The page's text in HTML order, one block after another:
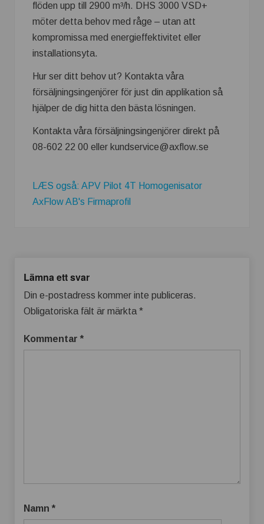
flöden upp till 2900 m³/h. DHS 3000 VSD+
möter detta behov med råge – utan att
kompromissa med energieffektivitet eller
installationsyta.
Hur ser ditt behov ut? Kontakta våra
försäljningsingenjörer för just din applikation så
hjälper de dig hitta den bästa lösningen.
Kontakta våra försäljningsingenjörer direkt på
08-602 22 00 eller kundservice@axflow.se
LÆS også: APV Pilot 4T Homogenisator
AxFlow AB's Firmaprofil
Lämna ett svar
Din e-postadress kommer inte publiceras.
Obligatoriska fält är märkta *
Kommentar *
Namn *